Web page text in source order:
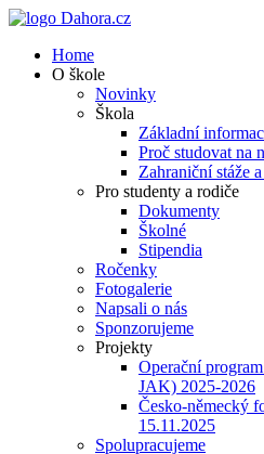
Home
O škole
Novinky
Škola
Základní
Proč studovat na
Zahraniční stáže
Pro studenty a rodiče
Dokumenty
Školné
Stipendia
Ročenky
Fotogalerie
Napsali o nás
Sponzorujeme
Projekty
Operační
JAK) 2025-2026
Česko-německý
15.11.2025
Spolupracujeme